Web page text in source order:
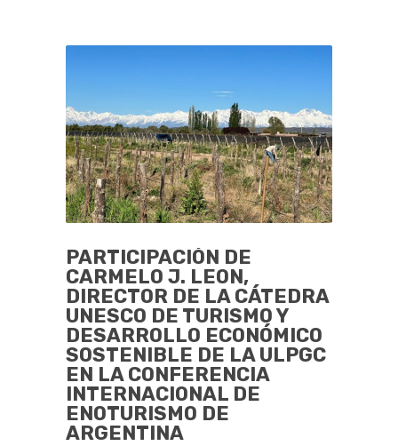
PARTICIPACIÓN DE
CARMELO J. LEON,
DIRECTOR DE LA CÁTEDRA
UNESCO DE TURISMO Y
DESARROLLO ECONÓMICO
SOSTENIBLE DE LA ULPGC
EN LA CONFERENCIA
INTERNACIONAL DE
ENOTURISMO DE
ARGENTINA